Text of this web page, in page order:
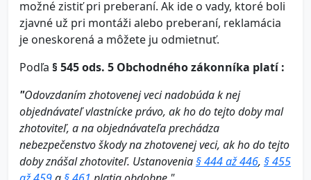
možné zistiť pri preberaní. Ak ide o vady, ktoré boli
zjavné už pri montáži alebo preberaní, reklamácia
je oneskorená a môžete ju odmietnuť.
Podľa § 545 ods. 5 Obchodného zákonníka platí :
"Odovzdaním zhotovenej veci nadobúda k nej
objednávateľ vlastnícke právo, ak ho do tejto doby mal
zhotoviteľ, a na objednávateľa prechádza
nebezpečenstvo škody na zhotovenej veci, ak ho do tejto
doby znášal zhotoviteľ. Ustanovenia§ 444 až 446, § 455